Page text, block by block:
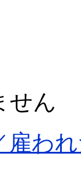
せん
雇わ